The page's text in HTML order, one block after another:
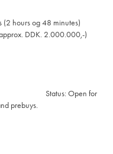
(2 hours og 48 minutes)
DDK. 2.000.000,-)
Open for
prebuys.